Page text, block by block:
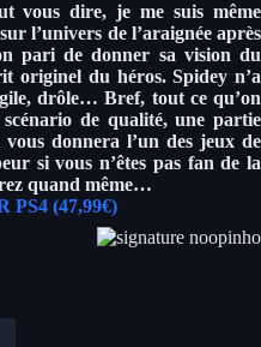
vous dire, je me suis même
l’univers de l’araignée après
pari de donner sa vision du
originel du héros. Spidey n’a
drôle… Bref, tout ce qu’on
de qualité, une partie
donnera l’un des jeux de
si vous n’êtes pas fan de la
quand même…
PS4 (47,99€)